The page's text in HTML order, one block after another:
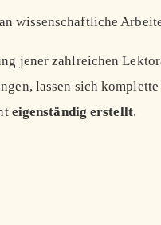
wissenschaftliche
jener zahlreichen
lassen sich
eigenständig erstellt.